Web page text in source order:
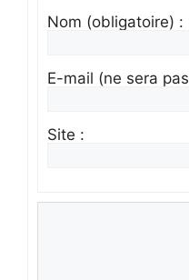
Nom (obligatoire) :
E-mail (ne sera
Site :